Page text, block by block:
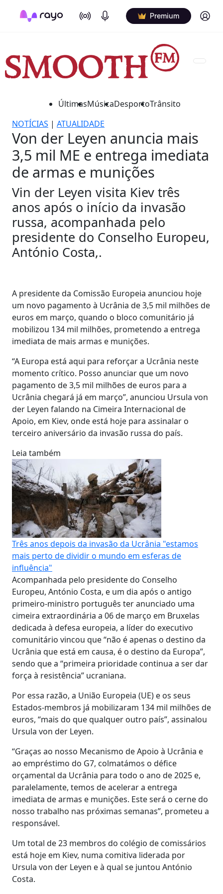
On Air Podcasts Premium Log in
ÚltimasMúsicaDesportoTrânsito
NOTÍCIAS | ATUALIDADE
Von der Leyen anuncia mais
3,5 mil ME e entrega imediata
de armas e munições
Vin der Leyen visita Kiev três
anos após o início da invasão
russa, acompanhada pelo
presidente do Conselho Europeu,
António Costa,.
A presidente da Comissão Europeia anunciou hoje
um novo pagamento à Ucrânia de 3,5 mil milhões de
euros em março, quando o bloco comunitário já
mobilizou 134 mil milhões, prometendo a entrega
imediata de mais armas e munições.
“A Europa está aqui para reforçar a Ucrânia neste
momento crítico. Posso anunciar que um novo
pagamento de 3,5 mil milhões de euros para a
Ucrânia chegará já em março”, anunciou Ursula von
der Leyen falando na Cimeira Internacional de
Apoio, em Kiev, onde está hoje para assinalar o
terceiro aniversário da invasão russa do país.
Leia também
Três anos depois da invasão da Ucrânia "estamos
mais perto de dividir o mundo em esferas de
influência"
Acompanhada pelo presidente do Conselho
Europeu, António Costa, e um dia após o antigo
primeiro-ministro português ter anunciado uma
cimeira extraordinária a 06 de março em Bruxelas
dedicada à defesa europeia, a líder do executivo
comunitário vincou que “não é apenas o destino da
Ucrânia que está em causa, é o destino da Europa”,
sendo que a “primeira prioridade continua a ser dar
força à resistência” ucraniana.
Por essa razão, a União Europeia (UE) e os seus
Estados-membros já mobilizaram 134 mil milhões de
euros, “mais do que qualquer outro país”, assinalou
Ursula von der Leyen.
“Graças ao nosso Mecanismo de Apoio à Ucrânia e
ao empréstimo do G7, colmatámos o défice
orçamental da Ucrânia para todo o ano de 2025 e,
paralelamente, temos de acelerar a entrega
imediata de armas e munições. Este será o cerne do
nosso trabalho nas próximas semanas”, prometeu a
responsável.
Um total de 23 membros do colégio de comissários
está hoje em Kiev, numa comitiva liderada por
Ursula von der Leyen e à qual se juntou António
Costa.